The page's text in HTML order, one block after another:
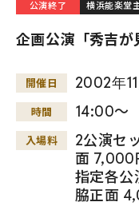
公演終了 横浜能楽堂
企画公演「秀吉が
開催日 2002年11
時間 14:00～
入場料
2公演セ
面 7,000
指定各
脇正面